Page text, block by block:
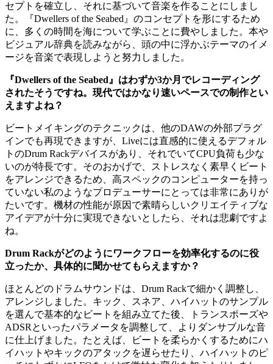
セプトを確立し、それに基づいて音楽を作ることにしまし
た。『Dwellers of the Seabed』のコンセプトを形にするため
に、多くの時間を海について学ぶことに費やしました。本や
ビジュアル辞典を読みながら、頭の中に浮かぶテーマのイメ
ージを音楽で表現しようと努力しました。
『Dwellers of the Seabed』はわずか3か月でレコーディング
されたそうですね。現代ではかなり速いペースでの制作とい
えますよね？
ビートメイキングのテクニックは、他のDAWの外部プラグ
インでも再現できますが、Liveには直感的に使えるデフォル
トのDrum Rackデバイスがあり、それでいてCPU負荷も少な
いのが特長です。そのおかげで、ストレスなく素早くビート
をアレンジできるため、高スペックのコンピューターを持っ
ていない私のようなプロデューサーにとっては非常にありが
たいです。機材の性能が原因で素晴らしいクリエイティブな
アイデアが十分に実現できないとしたら、それは悲劇ですよ
ね。
Drum Rackがどのようにワークフローを効率化するのに役
立ったか、具体的に聞かせてもらえますか？
ほとんどのドラムサウンドは、Drum Rackで細かく調整し、
アレンジしました。キック、スネア、ハイハットのサンプル
を選んで基本的なビートを組み立てた後、トランスポーズや
ADSRといったパラメータを調整して、よりダンサブルな音
に仕上げました。たとえば、ビートを柔らかくするためにハ
イハットやキックのアタックを遅らせたり、ハイハットのピ